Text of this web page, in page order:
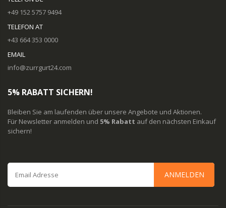
+49 152 5757 9494
TELEFON AT
+43 664 353 0000
EMAIL
info@zurrgurt24.com
5% RABATT SICHERN!
Bleiben Sie am laufenden über unsere Angebote und Aktionen.
Für Newsletter anmelden und 5% Rabatt auf den nächsten Einkauf
sichern!
ANMELDEN